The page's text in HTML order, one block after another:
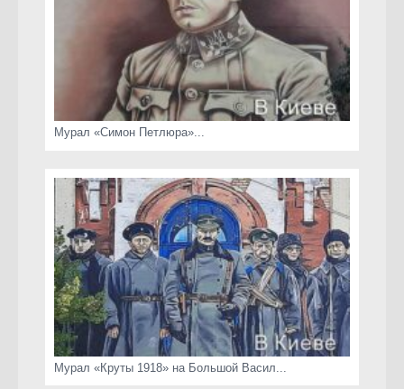
Мурал «Симон Петлюра»...
Мурал «Круты 1918» на Большой Васил...